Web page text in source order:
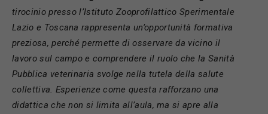
tirocinio presso l’Istituto Zooprofilattico Sperimentale
Lazio e Toscana rappresenta un’opportunità formativa
preziosa, perché permette di osservare da vicino il
lavoro sul campo e comprendere il ruolo che la Sanità
Pubblica veterinaria svolge nella tutela della salute
collettiva. Esperienze come questa rafforzano una
didattica che non si limita all’aula, ma si apre alla